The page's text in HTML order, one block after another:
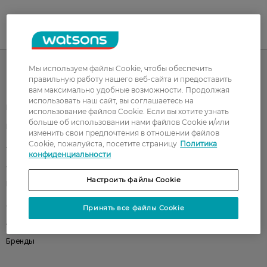
Каталог
Мужчинам
Парфюмерия Здоровье
Акции Макияж
Лицо
Детям
Волосы
Аксессуары Дерматокосметика
Бренды
Мы используем файлы Cookie, чтобы обеспечить
правильную работу нашего веб-сайта и предоставить
вам максимально удобные возможности. Продолжая
использовать наш сайт, вы соглашаетесь на
использование файлов Cookie. Если вы хотите узнать
больше об использовании нами файлов Cookie и/или
изменить свои предпочтения в отношении файлов
Cookie, пожалуйста, посетите страницу Политика
конфиденциальности
Настроить файлы Cookie
Принять все файлы Cookie